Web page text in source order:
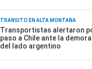
TRÁNSITO EN ALTA MONTAÑA
Transportistas alertaron
paso a Chile ante la
del lado argentino